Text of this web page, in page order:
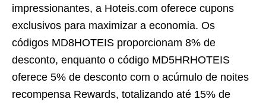
impressionantes, a Hoteis.com oferece cupons
exclusivos para maximizar a economia. Os
códigos MD8HOTEIS proporcionam 8% de
desconto, enquanto o código MD5HRHOTEIS
oferece 5% de desconto com o acúmulo de noites
recompensa Rewards, totalizando até 15% de